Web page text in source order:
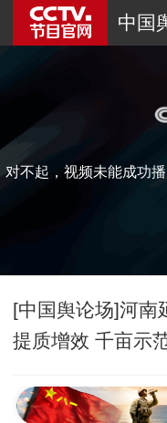
中国
对不起，视频未能成功
[中国舆论场]河南
提质增效 千亩示